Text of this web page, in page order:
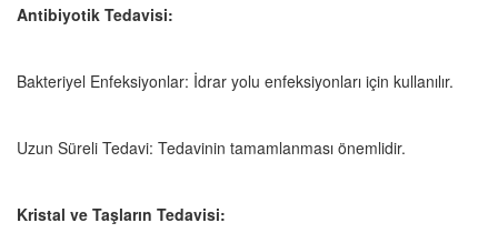
Antibiyotik Tedavisi:
Bakteriyel Enfeksiyonlar: İdrar yolu enfeksiyonları için kullanılır.
Uzun Süreli Tedavi: Tedavinin tamamlanması önemlidir.
Kristal ve Taşların Tedavisi: